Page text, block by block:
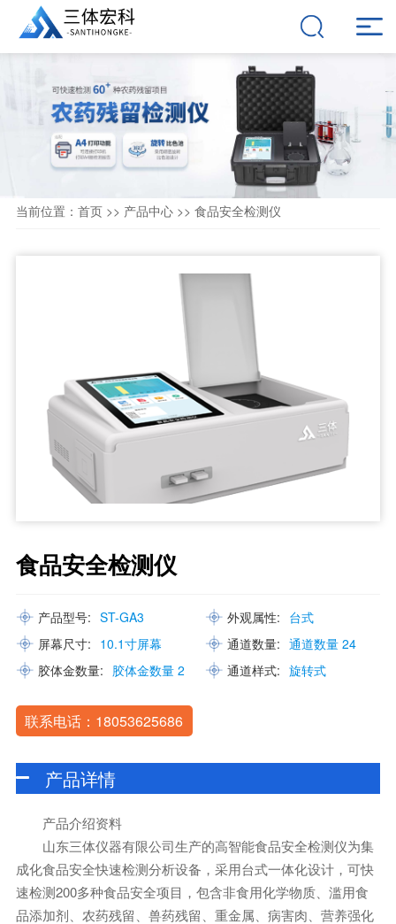
当前位置： 首页>> 产品中心>> 食品安全检测仪
食品安全检测仪
产品型号: ST-GA3 外观属性: 台式
屏幕尺寸: 10.1寸屏幕 通道数量: 通道数量 24
胶体金数量: 胶体金数量 2 通道样式: 旋转式
联系电话：18053625686
产品详情
产品介绍资料
山东三体仪器有限公司生产的高智能食品安全检测仪为集
成化食品安全快速检测分析设备，采用台式一体化设计，可快
速检测200多种食品安全项目，包含非食用化学物质、滥用食
品添加剂、农药残留、兽药残留、重金属、病害肉、营养强化